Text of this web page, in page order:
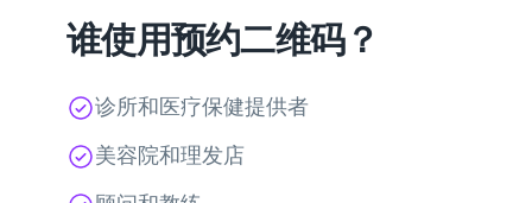
谁使用预约二维码？
诊所和医疗保健提供者
美容院和理发店